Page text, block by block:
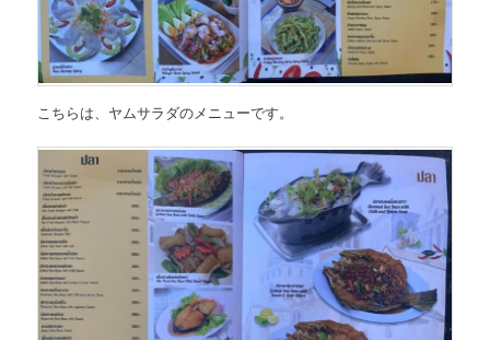
こちらは、 ヤムサラダのメニューです。